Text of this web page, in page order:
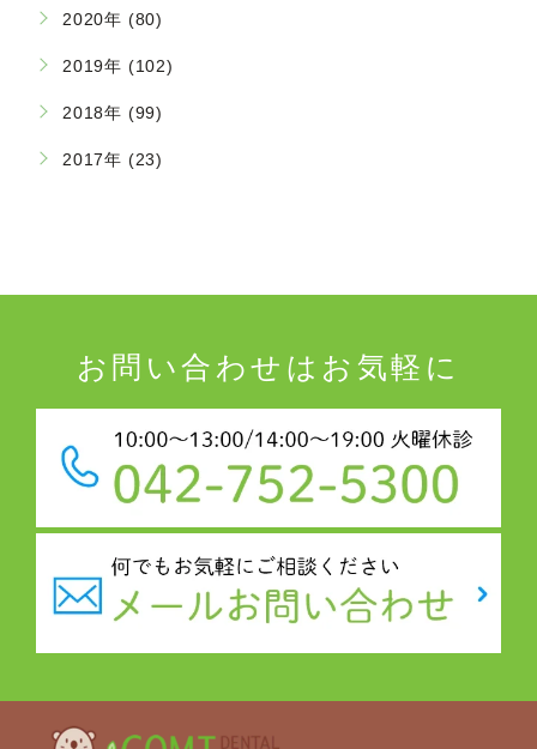
2020年 (80)
2019年 (102)
2018年 (99)
2017年 (23)
お問い合わせはお気軽に